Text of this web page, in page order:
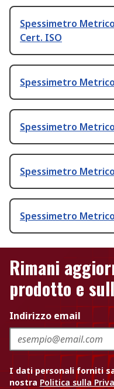
Spessimetro Metrico
Cert. ISO
Spessimetro
Spessimetro
Spessimetro
Spessimetro
Rimani
prodotto e
Indirizzo email
I dati personali forniti
nostra Politica sulla